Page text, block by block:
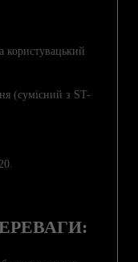
користувацький
(сумісний з ST-